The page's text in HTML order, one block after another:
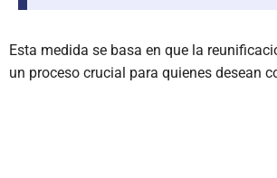
Esta medida se basa en que la
un proceso crucial para quienes desean